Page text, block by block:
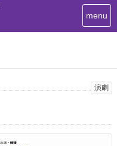
T
o
i
g
menu
演劇